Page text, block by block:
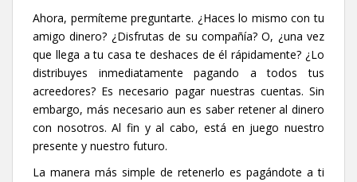
Ahora, permíteme preguntarte. ¿Haces lo mismo con tu
amigo dinero? ¿Disfrutas de su compañía? O, ¿una vez
que llega a tu casa te deshaces de él rápidamente? ¿Lo
distribuyes inmediatamente pagando a todos tus
acreedores? Es necesario pagar nuestras cuentas. Sin
embargo, más necesario aun es saber retener al dinero
con nosotros. Al fin y al cabo, está en juego nuestro
presente y nuestro futuro.
La manera más simple de retenerlo es pagándote a ti